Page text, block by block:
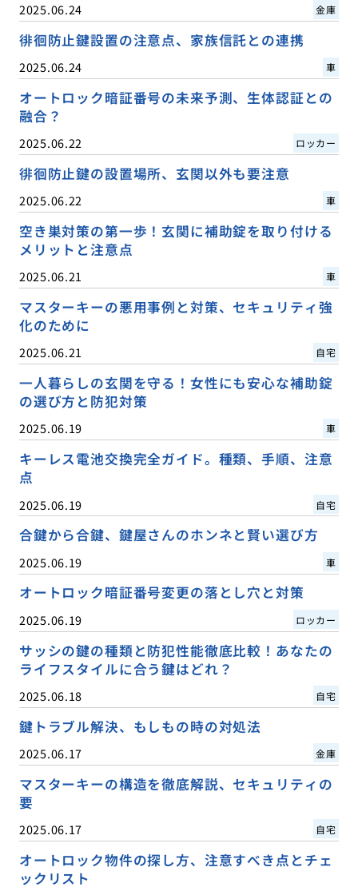
2025.06.24 金庫
徘徊防止鍵設置の注意点、家族信託との連携
2025.06.24 車
オートロック暗証番号の未来予測、生体認証との
融合？
2025.06.22 ロッカー
徘徊防止鍵の設置場所、玄関以外も要注意
2025.06.22 車
空き巣対策の第一歩！玄関に補助錠を取り付ける
メリットと注意点
2025.06.21 車
マスターキーの悪用事例と対策、セキュリティ強
化のために
2025.06.21 自宅
一人暮らしの玄関を守る！女性にも安心な補助錠
の選び方と防犯対策
2025.06.19 車
キーレス電池交換完全ガイド。種類、手順、注意
点
2025.06.19 自宅
合鍵から合鍵、鍵屋さんのホンネと賢い選び方
2025.06.19 車
オートロック暗証番号変更の落とし穴と対策
2025.06.19 ロッカー
サッシの鍵の種類と防犯性能徹底比較！あなたの
ライフスタイルに合う鍵はどれ？
2025.06.18 自宅
鍵トラブル解決、もしもの時の対処法
2025.06.17 金庫
マスターキーの構造を徹底解説、セキュリティの
要
2025.06.17 自宅
オートロック物件の探し方、注意すべき点とチェ
ックリスト